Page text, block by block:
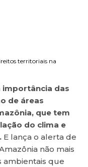
territoriais na
importância das
de áreas
que tem
do clima e
E lança o alerta de
não mais
ambientais que